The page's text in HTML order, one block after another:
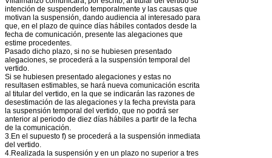
intención de suspenderlo temporalmente y las causas que
motivan la suspensión, dando audiencia al interesado para
que, en el plazo de quince días hábiles contados desde la
fecha de comunicación, presente las alegaciones que
estime procedentes.
Pasado dicho plazo, si no se hubiesen presentado
alegaciones, se procederá a la suspensión temporal del
vertido.
Si se hubiesen presentado alegaciones y estas no
resultasen estimables, se hará nueva comunicación escrita
al titular del vertido, en la que se indicarán las razones de
desestimación de las alegaciones y la fecha prevista para
la suspensión temporal del vertido, que no podrá ser
anterior al periodo de diez días hábiles a partir de la fecha
de la comunicación.
3.En el supuesto f) se procederá a la suspensión inmediata
del vertido.
4.Realizada la suspensión y en un plazo no superior a tres